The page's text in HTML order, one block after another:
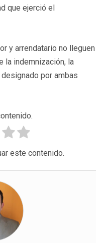
que ejerció el
y arrendatario no lleguen
la indemnización, la
por ambas
este contenido.